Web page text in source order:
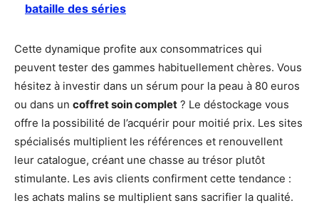
bataille des séries
Cette dynamique profite aux consommatrices qui
peuvent tester des gammes habituellement chères. Vous
hésitez à investir dans un sérum pour la peau à 80 euros
ou dans un coffret soin complet ? Le déstockage vous
offre la possibilité de l’acquérir pour moitié prix. Les sites
spécialisés multiplient les références et renouvellent
leur catalogue, créant une chasse au trésor plutôt
stimulante. Les avis clients confirment cette tendance :
les achats malins se multiplient sans sacrifier la qualité.